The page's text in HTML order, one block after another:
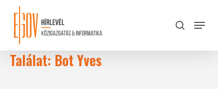
content
search
Menu
Találat: Bot Yves
Close